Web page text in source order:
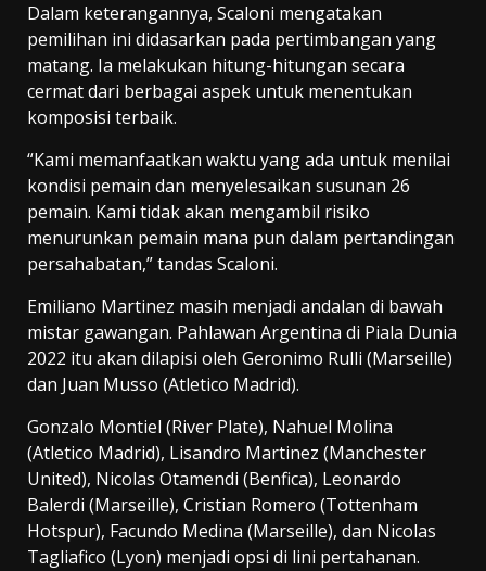
Dalam keterangannya, Scaloni mengatakan
pemilihan ini didasarkan pada pertimbangan yang
matang. Ia melakukan hitung-hitungan secara
cermat dari berbagai aspek untuk menentukan
komposisi terbaik.
“Kami memanfaatkan waktu yang ada untuk menilai
kondisi pemain dan menyelesaikan susunan 26
pemain. Kami tidak akan mengambil risiko
menurunkan pemain mana pun dalam pertandingan
persahabatan,” tandas Scaloni.
Emiliano Martinez masih menjadi andalan di bawah
mistar gawangan. Pahlawan Argentina di Piala Dunia
2022 itu akan dilapisi oleh Geronimo Rulli (Marseille)
dan Juan Musso (Atletico Madrid).
Gonzalo Montiel (River Plate), Nahuel Molina
(Atletico Madrid), Lisandro Martinez (Manchester
United), Nicolas Otamendi (Benfica), Leonardo
Balerdi (Marseille), Cristian Romero (Tottenham
Hotspur), Facundo Medina (Marseille), dan Nicolas
Tagliafico (Lyon) menjadi opsi di lini pertahanan.